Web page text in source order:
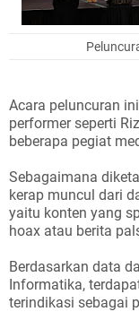
Acara peluncuran
performer seperti
beberapa pegiat
Sebagaimana
kerap muncul dari
yaitu konten yang
hoax atau berita
Berdasarkan data
Informatika,
terindikasi sebagai